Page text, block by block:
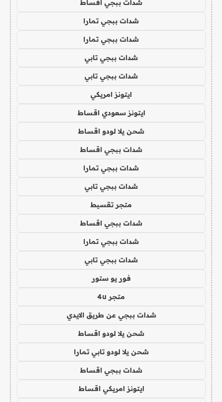
شدات ببجي اقساط
شدات ببجي تمارا
شدات ببجي تمارا
شدات ببجي تابي
شدات ببجي تابي
ايتونز امريكي
ايتونز سعودي اقساط
شحن يلا لودو اقساط
شدات ببجي اقساط
شدات ببجي تمارا
شدات ببجي تابي
متجر تقسيط
شدات ببجي اقساط
شدات ببجي تمارا
شدات ببجي تابي
فور يو ستور
متجر 4u
شدات ببجي عن طريق الايدي
شحن يلا لودو اقساط
شحن يلا لودو تابي تمارا
شدات ببجي اقساط
ايتونز امريكي اقساط